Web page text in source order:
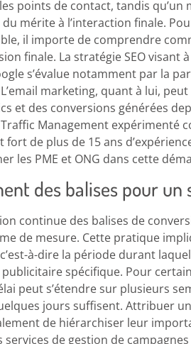
points de contact, tandis
du mérite à l’interaction finale.
il importe de comprendre
finale. La stratégie SEO
s’évalue notamment par la
marketing, quant à lui,
et des conversions générées
Management expérimenté
fort de plus de 15 ans
les PME et ONG dans cette
des balises pour un
continue des balises de
de mesure. Cette pratique
à-dire la période durant
spécifique. Pour
peut s’étendre sur plusieurs
jours suffisent. Attribuer
de hiérarchiser leur
services de gestion de